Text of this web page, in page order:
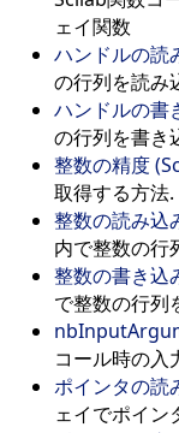
ェイ関数
ハンドルの読
の行列を読み
ハンドルの書
の行列を書き
整数の精度
取得する方法.
整数の読み込
内で整数の行
整数の書き込
で整数の行列
コール時の入
ポインタの読
ェイでポイン